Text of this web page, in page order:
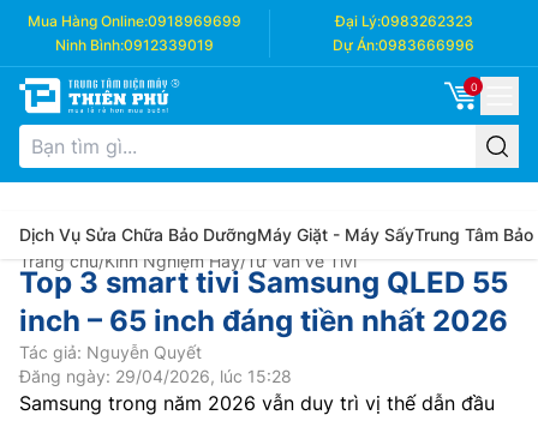
Mua Hàng Online:0918969699 Đại Lý:0983262323
Ninh Bình:0912339019 Dự Án:0983666996
0
Dịch Vụ Sửa Chữa Bảo DưỡngMáy Giặt - Máy SấyTrung Tâm Bảo
Trang chủ/Kinh Nghiệm Hay/Tư Vấn về Tivi
Top 3 smart tivi Samsung QLED 55
inch – 65 inch đáng tiền nhất 2026
Tác giả: Nguyễn Quyết
Đăng ngày: 29/04/2026, lúc 15:28
Samsung trong năm 2026 vẫn duy trì vị thế dẫn đầu